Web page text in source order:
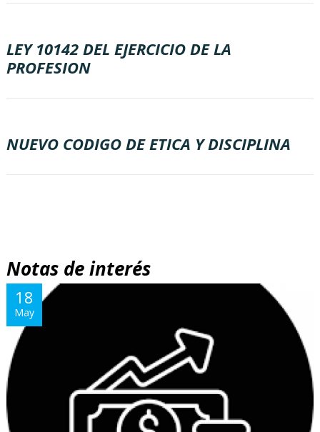
LEY 10142 DEL EJERCICIO DE LA
PROFESION
NUEVO CODIGO DE ETICA Y DISCIPLINA
Notas de interés
18
May